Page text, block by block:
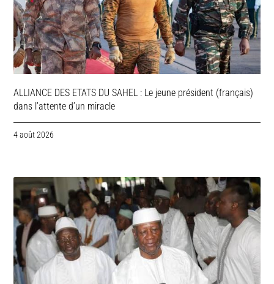
ALLIANCE DES ETATS DU SAHEL : Le jeune président (français)
dans l’attente d’un miracle
4 août 2026